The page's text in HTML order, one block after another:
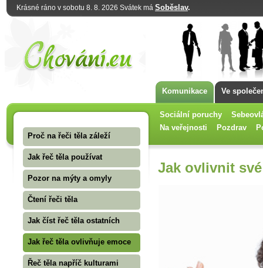
Krásné ráno v sobotu 8. 8. 2026 Svátek má Soběslav.
Komunikace Ve
Sociální poruchy
Na veřejnosti
Pozdrav
Proč na řeči těla záleží
Jak řeč těla používat
Pozor na mýty a omyly
Čtení řeči těla
Jak číst řeč těla ostatních
Jak řeč těla ovlivňuje emoce
Řeč těla napříč kulturami
Jak ovlivnit